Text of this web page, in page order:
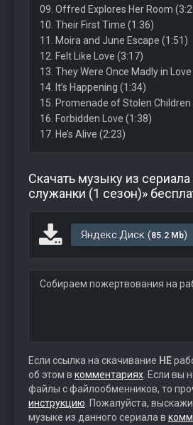
09. Offred Explores Her Room
10. Their First Time (1:36)
11. Moira and June Escape (1:51)
12. Felt Like Love (3:17)
13. They Were Once Madly in
14. It’s Happening (1:34)
15. Promenade of Stolen Children
16. Forbidden Love (1:38)
17. He’s Alive (2:23)
Скачать музыку из сериала
служанки (1 сезон)»
Яндекс.Диск (85.2 Mb)
Собираем пожертвования на
Если ссылка на скачивание НЕ
об этом в комментариях . Если вы
файлы с файлообменников, то
инструкцию . Пожалуйста,
музыке из данного сериала в